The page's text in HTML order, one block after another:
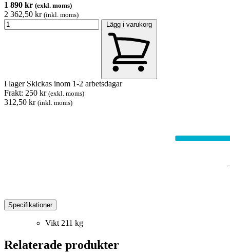
1 890 kr (exkl. moms)
2 362,50 kr (inkl. moms)
Lägg i varukorg
I lager Skickas inom 1-2 arbetsdagar
Frakt: 250 kr (exkl. moms)
312,50 kr (inkl. moms)
Specifikationer
Vikt 211 kg
Relaterade produkter